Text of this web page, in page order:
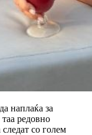
наплаќа за
редовно
со голем